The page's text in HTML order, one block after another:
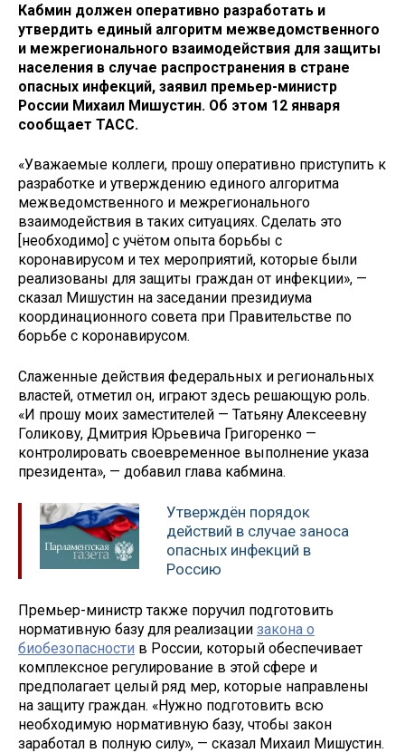
Кабмин должен оперативно разработать и
утвердить единый алгоритм межведомственного
и межрегионального взаимодействия для защиты
населения в случае распространения в стране
опасных инфекций, заявил премьер-министр
России Михаил Мишустин. Об этом 12 января
сообщает ТАСС.
«Уважаемые коллеги, прошу оперативно приступить к
разработке и утверждению единого алгоритма
межведомственного и межрегионального
взаимодействия в таких ситуациях. Сделать это
[необходимо] с учётом опыта борьбы с
коронавирусом и тех мероприятий, которые были
реализованы для защиты граждан от инфекции», —
сказал Мишустин на заседании президиума
координационного совета при Правительстве по
борьбе с коронавирусом.
Слаженные действия федеральных и региональных
властей, отметил он, играют здесь решающую роль.
«И прошу моих заместителей — Татьяну Алексеевну
Голикову, Дмитрия Юрьевича Григоренко —
контролировать своевременное выполнение указа
президента», — добавил глава кабмина.
Утверждён порядок
действий в случае заноса
опасных инфекций в
Россию
Премьер-министр также поручил подготовить
нормативную базу для реализации закона о
биобезопасности в России, который обеспечивает
комплексное регулирование в этой сфере и
предполагает целый ряд мер, которые направлены
на защиту граждан. «Нужно подготовить всю
необходимую нормативную базу, чтобы закон
заработал в полную силу», — сказал Михаил Мишустин.